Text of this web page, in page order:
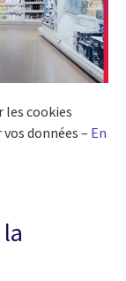
les cookies
données – En